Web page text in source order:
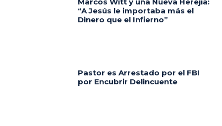
“A Jesús le importaba más el
Dinero que el Infierno”
Pastor es Arrestado por el FBI
por Encubrir Delincuente